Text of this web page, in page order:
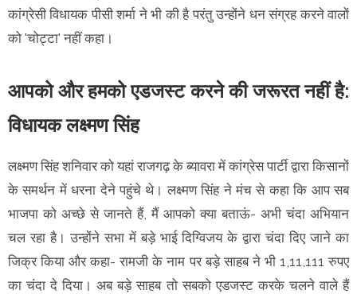
कांग्रेसी विधायक पीसी शर्मा ने भी की है परंतु उन्होंने धन संग्रह करने वालों
को 'चोट्टा' नहीं कहा।
आपको और हमको एडजस्ट करने की जरूरत नहीं है:
विधायक लक्ष्मण सिंह
लक्ष्मण सिंह शनिवार को यहां राजगढ़ के ब्यावरा में कांग्रेस पार्टी द्वारा किसानों
के समर्थन में धरना देने पहुंचे थे। लक्ष्मण सिंह ने मंच से कहा कि आप सब
भाजपा को अच्छे से जानते हैं, मैं आपको क्या बताऊं- अभी चंदा अभियान
चल रहा है। उन्होंने सभा में बड़े भाई दिग्विजय के द्वारा चंदा दिए जाने का
जिक्र किया और कहा- रामजी के नाम पर बड़े साहब ने भी 1,11,111 रुपए
का चंदा दे दिया। अब बड़े साहब तो सबको एडजस्ट करके चलने वाले हैं